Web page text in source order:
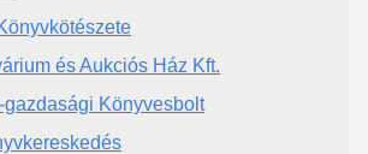
és Aukciós Ház Kft.
Könyvesbolt